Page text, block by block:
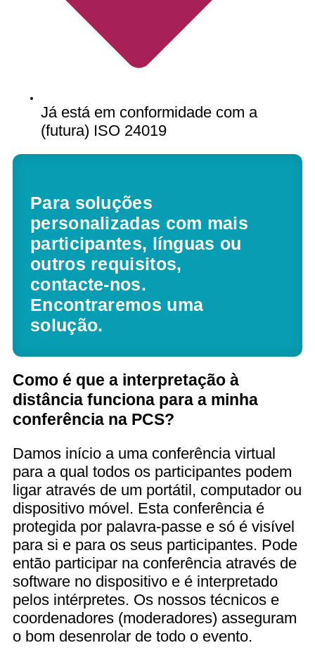
Já está em conformidade com a
(futura) ISO 24019
Para soluções
personalizadas com mais
participantes, línguas ou
outros requisitos,
contacte-nos.
Encontraremos uma
solução.
Como é que a interpretação à
distância funciona para a minha
conferência na PCS?
Damos início a uma conferência virtual
para a qual todos os participantes podem
ligar através de um portátil, computador ou
dispositivo móvel. Esta conferência é
protegida por palavra-passe e só é visível
para si e para os seus participantes. Pode
então participar na conferência através de
software no dispositivo e é interpretado
pelos intérpretes. Os nossos técnicos e
coordenadores (moderadores) asseguram
o bom desenrolar de todo o evento.